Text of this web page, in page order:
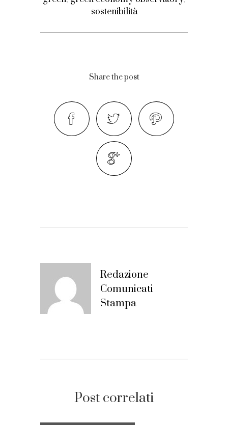
sostenibilità
Share the post
Redazione
Comunicati
Stampa
Post correlati